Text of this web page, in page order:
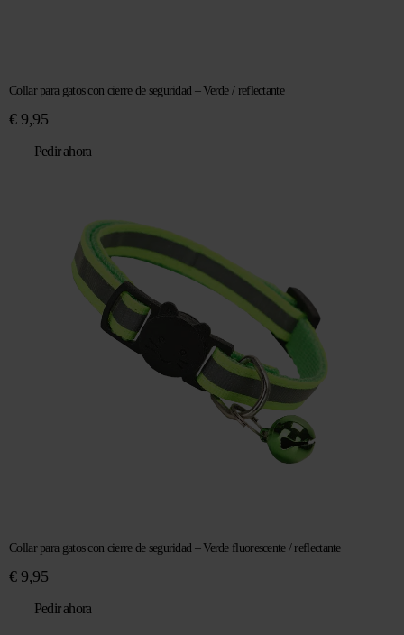
Collar para gatos con cierre de seguridad – Verde / reflectante
€9,95
Pedir ahora
Collar para gatos con cierre de seguridad – Verde fluorescente / reflectante
€9,95
Pedir ahora